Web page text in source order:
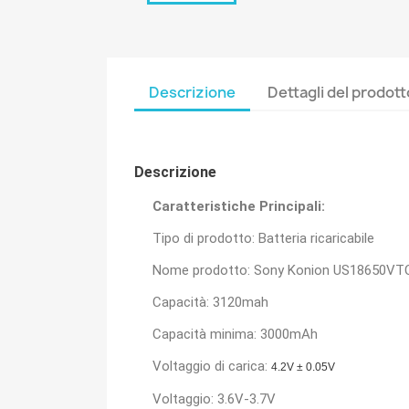
Descrizione Dettagli del
Descrizione
Caratteristiche Principali:
Tipo di prodotto: Batteria ricaricabile
Nome prodotto: Sony Konion
Capacità: 3120mah
Capacità minima: 3000mAh
Voltaggio di carica: 4.2V ± 0.05V
Voltaggio: 3.6V-3.7V